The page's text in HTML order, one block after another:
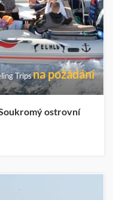
Tripsna požádání
ostrovní